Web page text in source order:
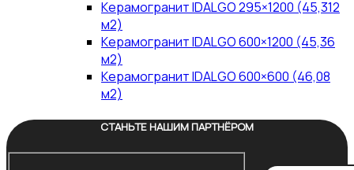
Керамогранит IDALGO 295×1200 (45,312
м2)
Керамогранит IDALGO 600×1200 (45,36
м2)
Керамогранит IDALGO 600×600 (46,08
м2)
СТАНЬТЕ НАШИМ ПАРТНЁРОМ